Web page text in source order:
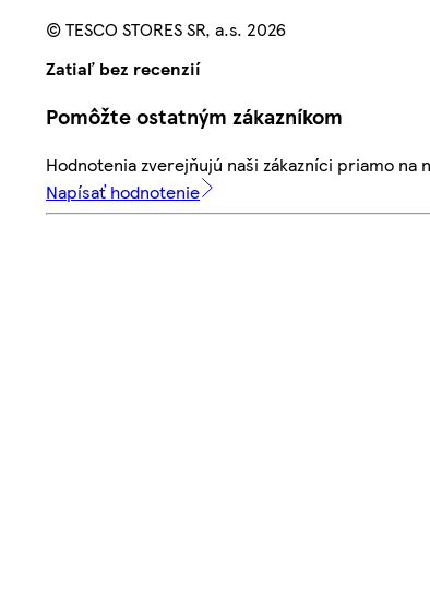
© TESCO STORES SR, a.s. 2026
Zatiaľ bez recenzií
Pomôžte ostatným zákazníkom
Hodnotenia zverejňujú naši zákazníci priamo
Napísať hodnotenie